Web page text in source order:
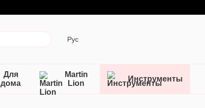
Рус
Для
дома
Martin
Lion
Инструменты